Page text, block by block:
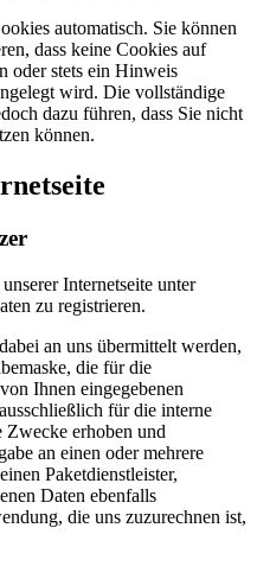
automatisch. Sie können
dass keine Cookies auf
oder stets ein Hinweis
wird. Die vollständige
dazu führen, dass Sie nicht
können.
Internetseite unter
zu registrieren.
an uns übermittelt werden,
die für die
Ihnen eingegebenen
für die interne
Zwecke erhoben und
an einen oder mehrere
Paketdienstleister,
Daten ebenfalls
die uns zuzurechnen ist,